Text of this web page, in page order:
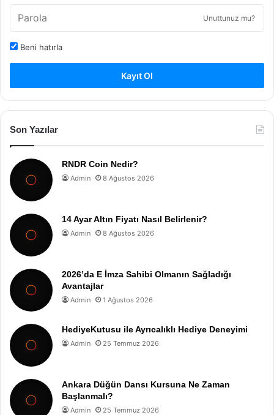
Unuttunuz mu?
Beni hatırla
Kayıt Ol
Son Yazılar
RNDR Coin Nedir?
Admin 8 Ağustos 2026
14 Ayar Altın Fiyatı Nasıl Belirlenir?
Admin 8 Ağustos 2026
2026’da E İmza Sahibi Olmanın Sağladığı
Avantajlar
Admin 1 Ağustos 2026
HediyeKutusu ile Ayrıcalıklı Hediye Deneyimi
Admin 25 Temmuz 2026
Ankara Düğün Dansı Kursuna Ne Zaman
Başlanmalı?
Admin 25 Temmuz 2026